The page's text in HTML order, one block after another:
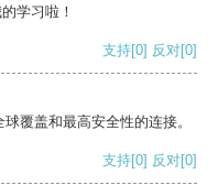
学习啦！
支持[0] 反对[0]
覆盖和最高安全性的连接。
支持[0] 反对[0]